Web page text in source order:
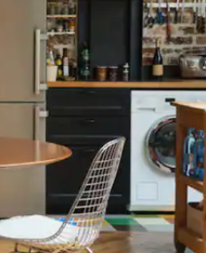
スワイプして検索結果を確認す